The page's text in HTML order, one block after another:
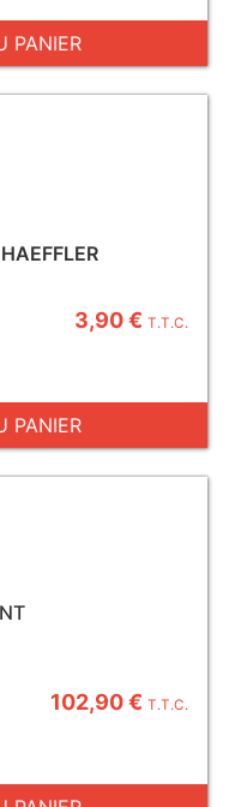
PANIER
3,90 €T.T.C.
PANIER
102,90 €T.T.C.